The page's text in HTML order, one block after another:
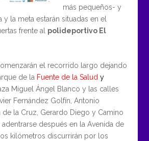
más pequeños- y
y la meta estarán situadas en el
frente al polideportivo El
el recorrido largo dejando
de la Fuente de la Salud y
Miguel Ángel Blanco y las calles
Fernández Golfín, Antonio
de la Cruz, Gerardo Diego y Camino
después en la Avenida de
kilómetros discurrirán por los